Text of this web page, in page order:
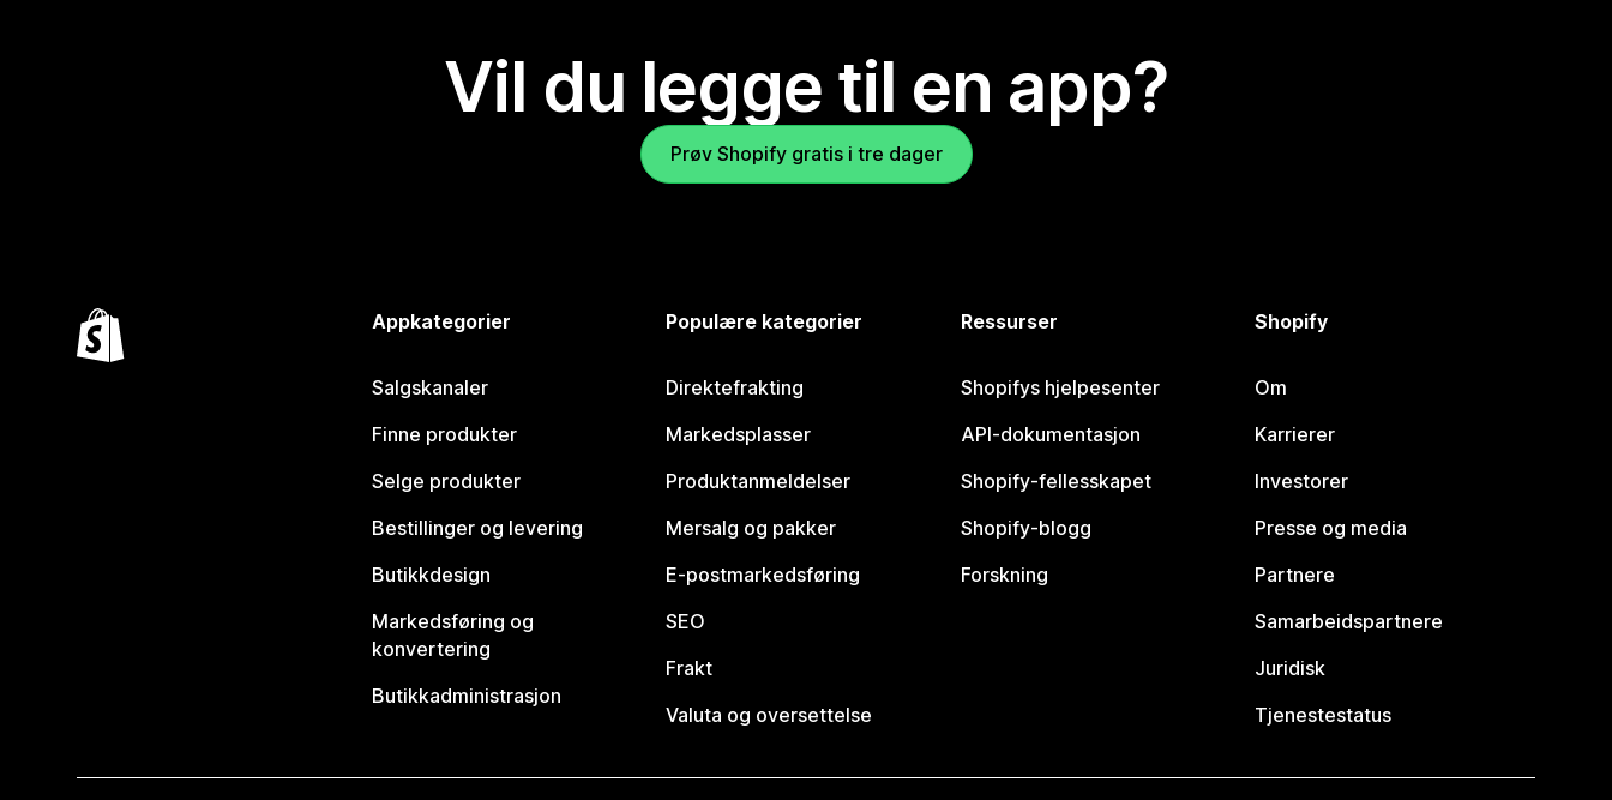
Vil du legge til en app?
Prøv Shopify gratis i tre dager
Appkategorier
Salgskanaler
Finne produkter
Selge produkter
Bestillinger og levering
Butikkdesign
Markedsføring og
konvertering
Butikkadministrasjon
Populære kategorier
Direktefrakting
Markedsplasser
Produktanmeldelser
Mersalg og pakker
E-postmarkedsføring
SEO
Frakt
Valuta og oversettelse
Ressurser
Shopifys hjelpesenter
API-dokumentasjon
Shopify-fellesskapet
Shopify-blogg
Forskning
Shopify
Om
Karrierer
Investorer
Presse og media
Partnere
Samarbeidspartnere
Juridisk
Tjenestestatus